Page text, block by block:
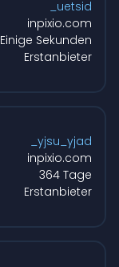
_uetsid
inpixio.com
Einige Sekunden
Erstanbieter
_yjsu_yjad
inpixio.com
364 Tage
Erstanbieter